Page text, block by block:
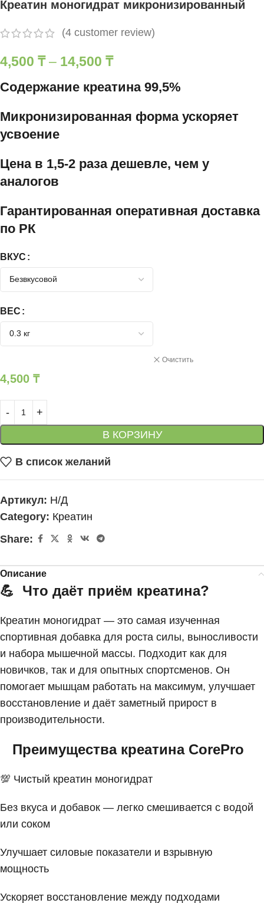
Креатин моногидрат микронизированный
(4 customer review)
4,500 ₸ – 14,500 ₸
Содержание креатина 99,5%
Микронизированная форма ускоряет
усвоение
Цена в 1,5-2 раза дешевле, чем у
аналогов
Гарантированная оперативная доставка
по РК
ВКУС
ВЕС
Очистить
4,500 ₸
В КОРЗИНУ
В список желаний
Артикул: Н/Д
Category: Креатин
Share:
Описание
💪 Что даёт приём креатина?
Креатин моногидрат — это самая изученная
спортивная добавка для роста силы, выносливости
и набора мышечной массы. Подходит как для
новичков, так и для опытных спортсменов. Он
помогает мышцам работать на максимум, улучшает
восстановление и даёт заметный прирост в
производительности.
Преимущества креатина CorePro
💯 Чистый креатин моногидрат
Без вкуса и добавок — легко смешивается с водой
или соком
Улучшает силовые показатели и взрывную
мощность
Ускоряет восстановление между подходами